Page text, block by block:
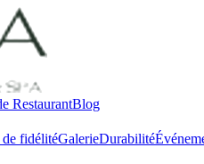
RestaurantBlog
fidélitéGalerieDurabilité